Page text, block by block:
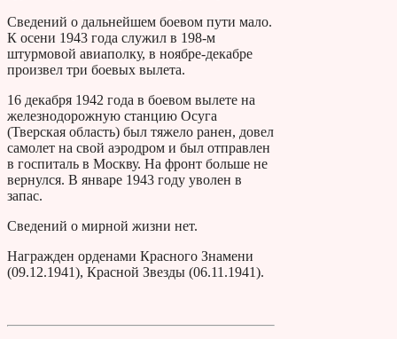
Сведений о дальнейшем боевом пути мало.
К осени 1943 года служил в 198-м
штурмовой авиаполку, в ноябре-декабре
произвел три боевых вылета.
16 декабря 1942 года в боевом вылете на
железнодорожную станцию Осуга
(Тверская область) был тяжело ранен, довел
самолет на свой аэродром и был отправлен
в госпиталь в Москву. На фронт больше не
вернулся. В январе 1943 году уволен в
запас.
Сведений о мирной жизни нет.
Награжден орденами Красного Знамени
(09.12.1941), Красной Звезды (06.11.1941).